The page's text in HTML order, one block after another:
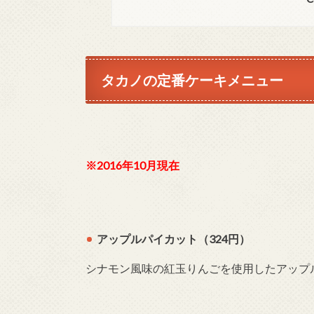
タカノの定番ケーキメニュー
※2016年10月現在
アップルパイカット（324円）
シナモン風味の紅玉りんごを使用したアップ